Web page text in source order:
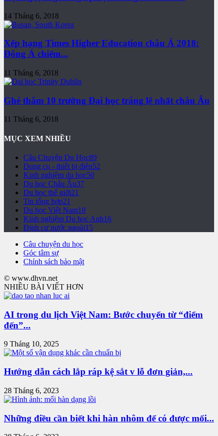
14 Tháng 6, 2018
Xếp hạng Times Higher Education châu Á 2018:
Đông Á chiếm...
11 Tháng 6, 2018
Ghé thăm 10 trường Đại học tráng lệ nhất châu Âu
11 Tháng 6, 2018
MỤC XEM NHIỀU
Câu Chuyện Du Học89
Dụng cụ - thiết bị điện52
Kinh nghiệm du học50
Du học Châu Âu37
Du học thế giới21
Tin tổng hợp21
Du học Việt Nam18
Kinh nghiệm Du học Anh16
Định cư nước ngoài15
Câu chuyện du học
Góc tâm sự
Chính sách bảo mật
© www.dhvn.net
NHIỀU BÀI VIẾT HƠN
AI trong du lịch Việt Nam: Bước chuyển từ “điểm
đến”...
9 Tháng 10, 2025
Hướng dẫn cách lắp ráp kệ sắt v lỗ đơn giản,...
28 Tháng 6, 2023
Những điều cần biết khi hàn nhôm để có được mối...